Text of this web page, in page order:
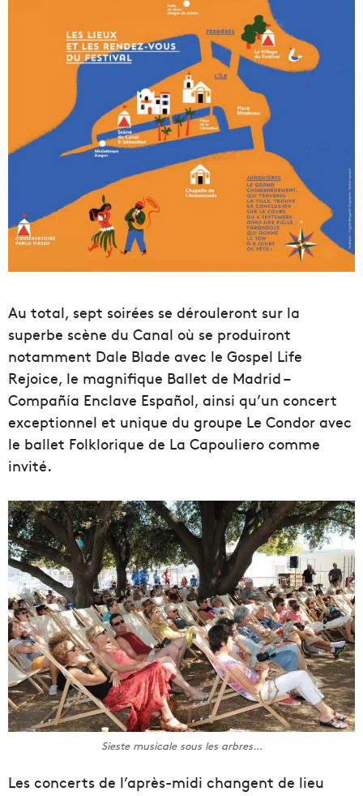
Au total, sept soirées se dérouleront sur la
superbe scène du Canal où se produiront
notamment Dale Blade avec le Gospel Life
Rejoice, le magnifique Ballet de Madrid –
Compañía Enclave Español, ainsi qu’un concert
exceptionnel et unique du groupe Le Condor avec
le ballet Folklorique de La Capouliero comme
invité.
Sieste musicale sous les arbres…
Les concerts de l’après-midi changent de lieu